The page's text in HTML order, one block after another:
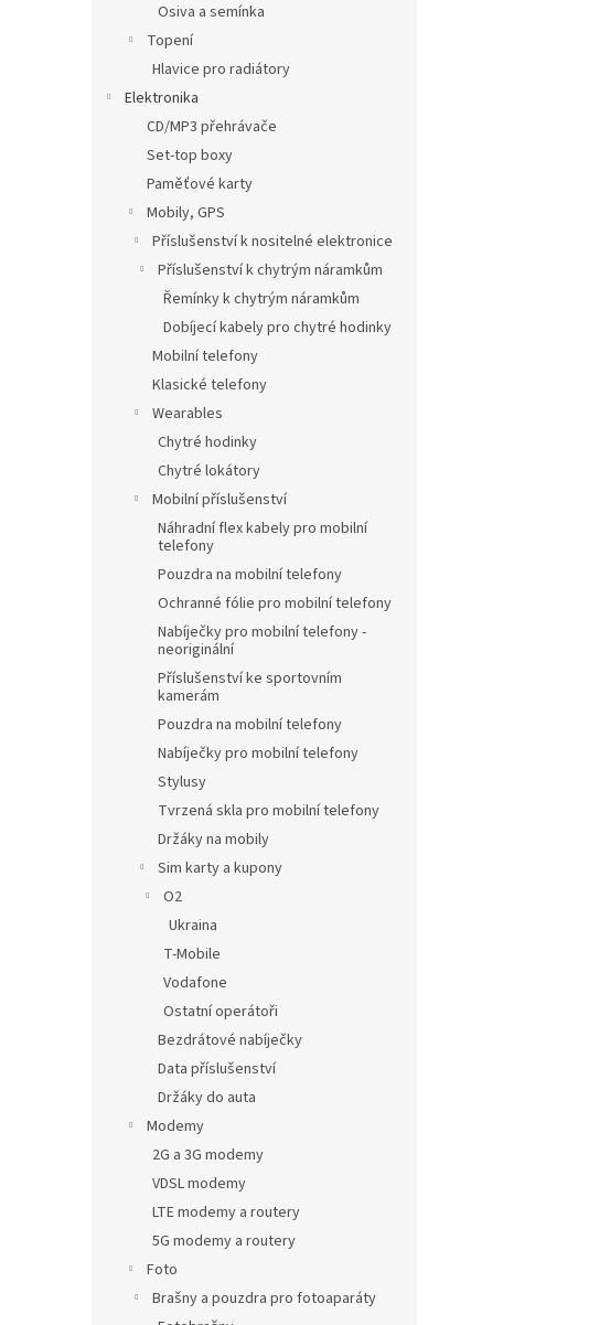
Osiva a semínka
Topení
Hlavice pro radiátory
Elektronika
CD/MP3 přehrávače
Set-top boxy
Paměťové karty
Mobily, GPS
Příslušenství k nositelné elektronice
Příslušenství k chytrým náramkům
Řemínky k chytrým náramkům
Dobíjecí kabely pro chytré hodinky
Mobilní telefony
Klasické telefony
Wearables
Chytré hodinky
Chytré lokátory
Mobilní příslušenství
Náhradní flex kabely pro mobilní
telefony
Pouzdra na mobilní telefony
Ochranné fólie pro mobilní telefony
Nabíječky pro mobilní telefony -
neoriginální
Příslušenství ke sportovním
kamerám
Pouzdra na mobilní telefony
Nabíječky pro mobilní telefony
Stylusy
Tvrzená skla pro mobilní telefony
Držáky na mobily
Sim karty a kupony
O2
Ukraina
T-Mobile
Vodafone
Ostatní operátoři
Bezdrátové nabíječky
Data příslušenství
Držáky do auta
Modemy
2G a 3G modemy
VDSL modemy
LTE modemy a routery
5G modemy a routery
Foto
Brašny a pouzdra pro fotoaparáty